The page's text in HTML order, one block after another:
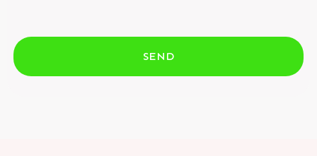
SEND